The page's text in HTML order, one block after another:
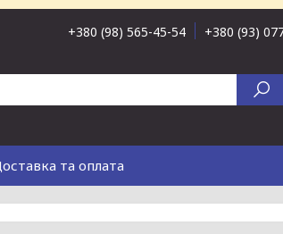
+380 (98) 565-45-54 +380 (93)
та оплата